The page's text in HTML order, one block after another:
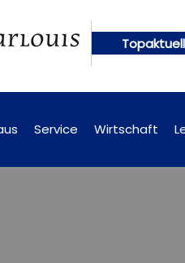
Topaktuell
Öffentliche
Service Wirtschaft